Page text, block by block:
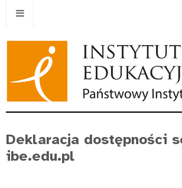
Deklaracja dostępności
ibe.edu.pl